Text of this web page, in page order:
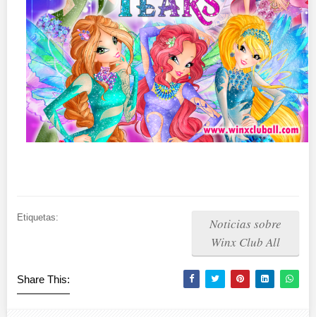
Etiquetas:
Noticias sobre
Winx Club All
Share This: